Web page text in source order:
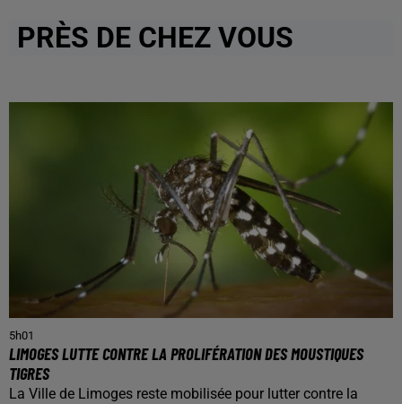
PRÈS DE CHEZ VOUS
5h01
LIMOGES LUTTE CONTRE LA PROLIFÉRATION DES MOUSTIQUES
TIGRES
La Ville de Limoges reste mobilisée pour lutter contre la